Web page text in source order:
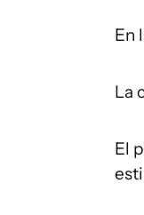
En
La
El